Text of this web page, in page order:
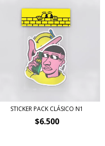
STICKER PACK CLÁSICO N1
$6.500